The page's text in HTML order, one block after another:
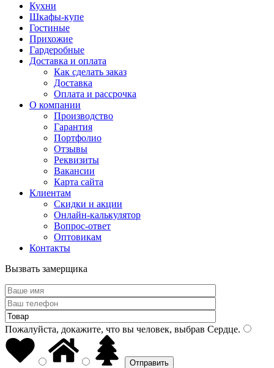
Кухни
Шкафы-купе
Гостиные
Прихожие
Гардеробные
Доставка и оплата
Как сделать заказ
Доставка
Оплата и рассрочка
О компании
Производство
Гарантия
Портфолио
Отзывы
Реквизиты
Вакансии
Карта сайта
Клиентам
Скидки и акции
Онлайн-калькулятор
Вопрос-ответ
Оптовикам
Контакты
Вызвать замерщика
Пожалуйста, докажите, что вы человек, выбрав Сердце.